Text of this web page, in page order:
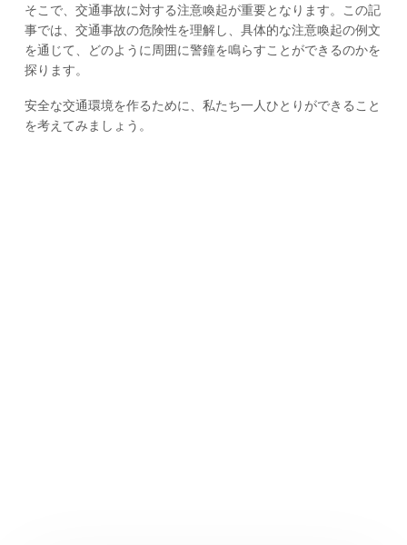
そこで、交通事故に対する注意喚起が重要となります。この記
事では、交通事故の危険性を理解し、具体的な注意喚起の例文
を通じて、どのように周囲に警鐘を鳴らすことができるのかを
探ります。
安全な交通環境を作るために、私たち一人ひとりができること
を考えてみましょう。